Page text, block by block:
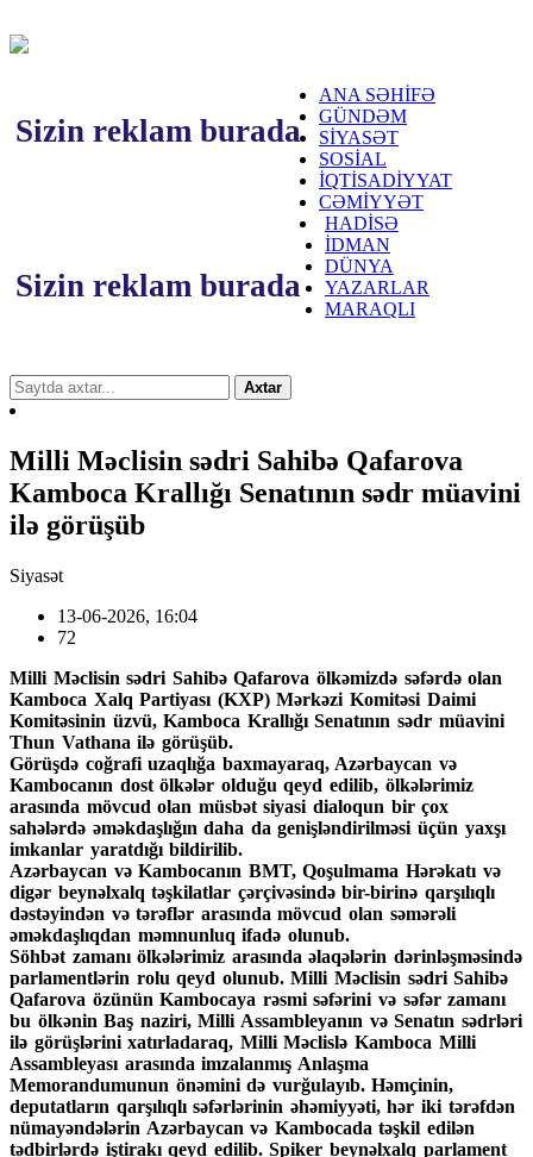
Sizin reklam burada
Sizin reklam burada
ANA SƏHİFƏ
GÜNDƏM
SİYASƏT
SOSİAL
İQTİSADİYYAT
CƏMİYYƏT
HADİSƏ
İDMAN
DÜNYA
YAZARLAR
MARAQLI
Axtar
Milli Məclisin sədri Sahibə Qafarova
Kamboca Krallığı Senatının sədr müavini
ilə görüşüb
Siyasət
13-06-2026, 16:04
72
Milli Məclisin sədri Sahibə Qafarova ölkəmizdə səfərdə olan
Kamboca Xalq Partiyası (KXP) Mərkəzi Komitəsi Daimi
Komitəsinin üzvü, Kamboca Krallığı Senatının sədr müavini
Thun Vathana ilə görüşüb.
Görüşdə coğrafi uzaqlığa baxmayaraq, Azərbaycan və
Kambocanın dost ölkələr olduğu qeyd edilib, ölkələrimiz
arasında mövcud olan müsbət siyasi dialoqun bir çox
sahələrdə əməkdaşlığın daha da genişləndirilməsi üçün yaxşı
imkanlar yaratdığı bildirilib.
Azərbaycan və Kambocanın BMT, Qoşulmama Hərəkatı və
digər beynəlxalq təşkilatlar çərçivəsində bir-birinə qarşılıqlı
dəstəyindən və tərəflər arasında mövcud olan səmərəli
əməkdaşlıqdan məmnunluq ifadə olunub.
Söhbət zamanı ölkələrimiz arasında əlaqələrin dərinləşməsində
parlamentlərin rolu qeyd olunub. Milli Məclisin sədri Sahibə
Qafarova özünün Kambocaya rəsmi səfərini və səfər zamanı
bu ölkənin Baş naziri, Milli Assambleyanın və Senatın sədrləri
ilə görüşlərini xatırladaraq, Milli Məclislə Kamboca Milli
Assambleyası arasında imzalanmış Anlaşma
Memorandumunun önəmini də vurğulayıb. Həmçinin,
deputatların qarşılıqlı səfərlərinin əhəmiyyəti, hər iki tərəfdən
nümayəndələrin Azərbaycan və Kambocada təşkil edilən
tədbirlərdə iştirakı qeyd edilib. Spiker beynəlxalq parlament